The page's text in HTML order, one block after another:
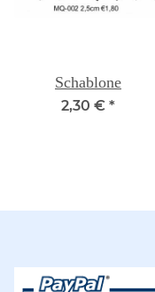
Schablone
2,30 € *